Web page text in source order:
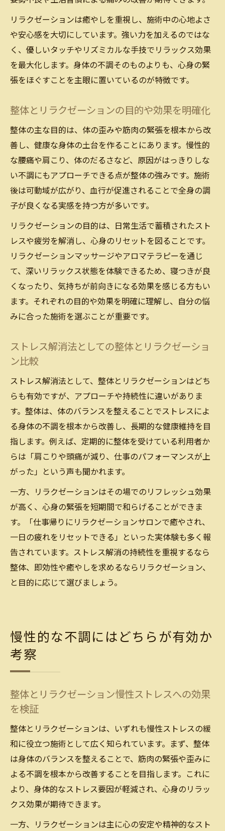
リラクゼーションは癒やしを重視し、施術中の心地よさ
や安心感を大切にしています。強い力を加えるのではな
く、優しいタッチやリズミカルな手技でリラックス効果
を最大化します。身体の不調そのものよりも、心身の緊
張をほぐすことを主眼に置いているのが特徴です。
整体とリラクゼーションの目的や効果を明確化
整体の主な目的は、体の歪みや筋肉の緊張を根本から改
善し、健康な身体の土台を作ることにあります。慢性的
な腰痛や肩こり、体のだるさなど、原因がはっきりしな
い不調にもアプローチできる点が整体の強みです。施術
後は可動域が広がり、血行が促進されることで全身の調
子が良くなる実感を持つ方が多いです。
リラクゼーションの目的は、日常生活で蓄積されたスト
レスや疲労を解消し、心身のリセットを図ることです。
リラクゼーションマッサージやアロマテラピーを通じ
て、深いリラックス状態を体験できるため、寝つきが良
くなったり、気持ちが前向きになる効果を感じる方もい
ます。それぞれの目的や効果を明確に理解し、自分の悩
みに合った施術を選ぶことが重要です。
ストレス解消法としての整体とリラクゼーショ
ン比較
ストレス解消法として、整体とリラクゼーションはどち
らも有効ですが、アプローチや持続性に違いがありま
す。整体は、体のバランスを整えることでストレスによ
る身体の不調を根本から改善し、長期的な健康維持を目
指します。例えば、定期的に整体を受けている利用者か
らは「肩こりや頭痛が減り、仕事のパフォーマンスが上
がった」という声も聞かれます。
一方、リラクゼーションはその場でのリフレッシュ効果
が高く、心身の緊張を短期間で和らげることができま
す。「仕事帰りにリラクゼーションサロンで癒やされ、
一日の疲れをリセットできる」といった実体験も多く報
告されています。ストレス解消の持続性を重視するなら
整体、即効性や癒やしを求めるならリラクゼーション、
と目的に応じて選びましょう。
慢性的な不調にはどちらが有効か
考察
整体とリラクゼーション慢性ストレスへの効果
を検証
整体とリラクゼーションは、いずれも慢性ストレスの緩
和に役立つ施術として広く知られています。まず、整体
は身体のバランスを整えることで、筋肉の緊張や歪みに
よる不調を根本から改善することを目指します。これに
より、身体的なストレス要因が軽減され、心身のリラッ
クス効果が期待できます。
一方、リラクゼーションは主に心の安定や精神的なスト